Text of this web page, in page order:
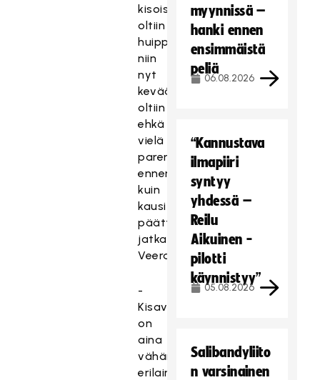
kisoissakin
oltiin
huippukunnossa,
niin
nyt
keväällä
oltiin
ehkä
vielä
paremmassa,
ennen
kuin
kausi
päättyi,
jatkaa
Veera.
-
Kisavuosi
on
aina
vähän
erilainen,
myynnissä –
hanki ennen
ensimmäistä
peliä
06.08.2026
“Kannustava
ilmapiiri
syntyy
yhdessä –
Reilu
Aikuinen -
pilotti
käynnistyy”
05.08.2026
Salibandyliito
n varsinainen